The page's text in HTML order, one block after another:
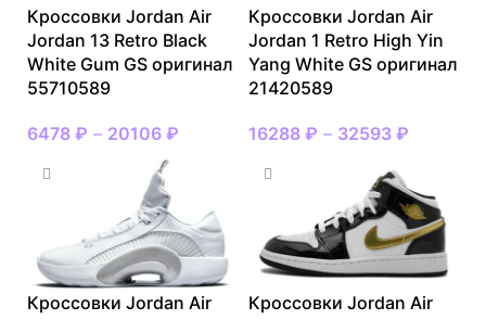
Кроссовки Jordan Air
Jordan 13 Retro Black
White Gum GS оригинал
55710589
6478 ₽ – 20106 ₽
Кроссовки Jordan Air
Jordan 1 Retro High Yin
Yang White GS оригинал
21420589
16288 ₽ – 32593 ₽
Кроссовки Jordan Air
Кроссовки Jordan Air